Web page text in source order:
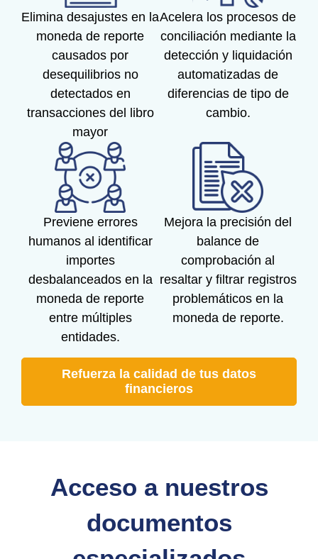
Elimina desajustes en la
moneda de reporte
causados por
desequilibrios no
detectados en
transacciones del libro
mayor
Acelera los procesos de
conciliación mediante la
detección y liquidación
automatizadas de
diferencias de tipo de
cambio.
Previene errores
humanos al identificar
importes
desbalanceados en la
moneda de reporte
entre múltiples
entidades.
Mejora la precisión del
balance de
comprobación al
resaltar y filtrar registros
problemáticos en la
moneda de reporte.
Refuerza la calidad de tus datos
financieros
Acceso a nuestros
documentos